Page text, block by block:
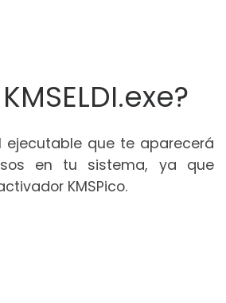
ejecutable que te aparecerá
en tu sistema, ya que
KMSPico.